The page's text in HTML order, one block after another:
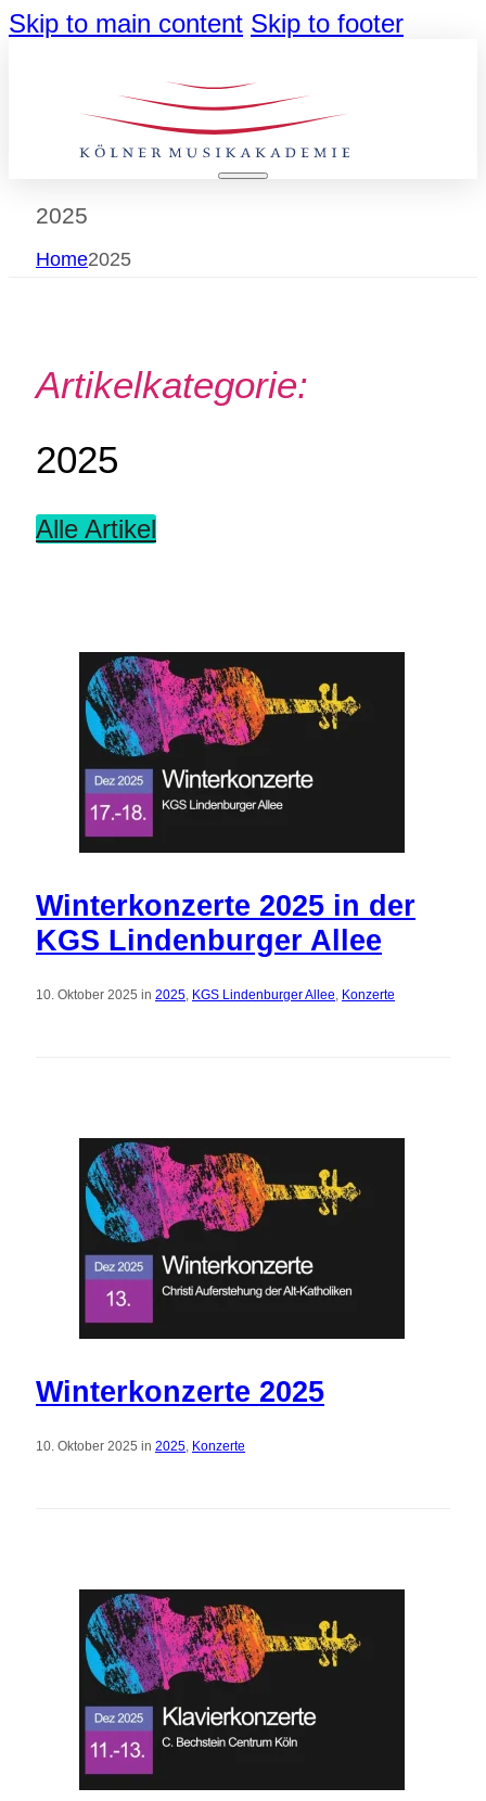
Skip to main content Skip to footer
2025
Home2025
Artikelkategorie:
2025
Alle Artikel
Winterkonzerte 2025 in der
KGS Lindenburger Allee
10. Oktober 2025 in 2025, KGS Lindenburger Allee, Konzerte
Winterkonzerte 2025
10. Oktober 2025 in 2025, Konzerte